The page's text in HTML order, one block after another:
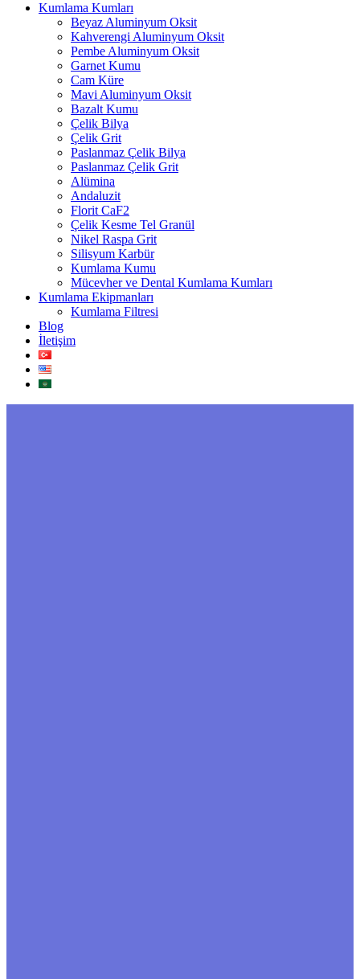
Kumlama Kumları
Beyaz Aluminyum Oksit
Kahverengi Aluminyum Oksit
Pembe Aluminyum Oksit
Garnet Kumu
Cam Küre
Mavi Aluminyum Oksit
Bazalt Kumu
Çelik Bilya
Çelik Grit
Paslanmaz Çelik Bilya
Paslanmaz Çelik Grit
Alümina
Andaluzit
Florit CaF2
Çelik Kesme Tel Granül
Nikel Raspa Grit
Silisyum Karbür
Kumlama Kumu
Mücevher ve Dental Kumlama Kumları
Kumlama Ekipmanları
Kumlama Filtresi
Blog
İletişim